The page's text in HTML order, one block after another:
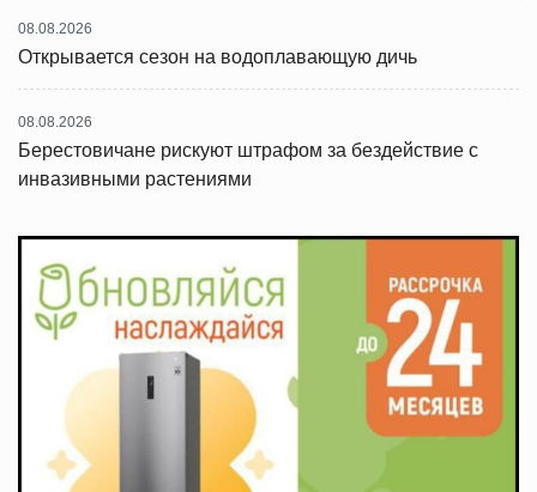
08.08.2026
Открывается сезон на водоплавающую дичь
08.08.2026
Берестовичане рискуют штрафом за бездействие с
инвазивными растениями